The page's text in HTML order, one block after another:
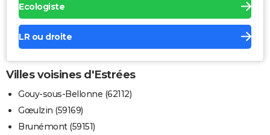
Ecologiste
LR ou droite
Villes voisines d'Estrées
Gouy-sous-Bellonne (62112)
Gœulzin (59169)
Brunémont (59151)